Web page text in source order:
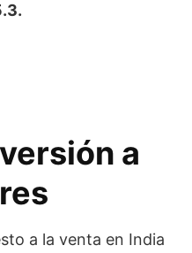
a
a la venta en India